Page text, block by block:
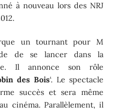
à nouveau lors des NRJ
un tournant pour M
de se lancer dans la
Il annonce son rôle
des Bois‘. Le spectacle
succès et sera même
cinéma. Parallèlement, il